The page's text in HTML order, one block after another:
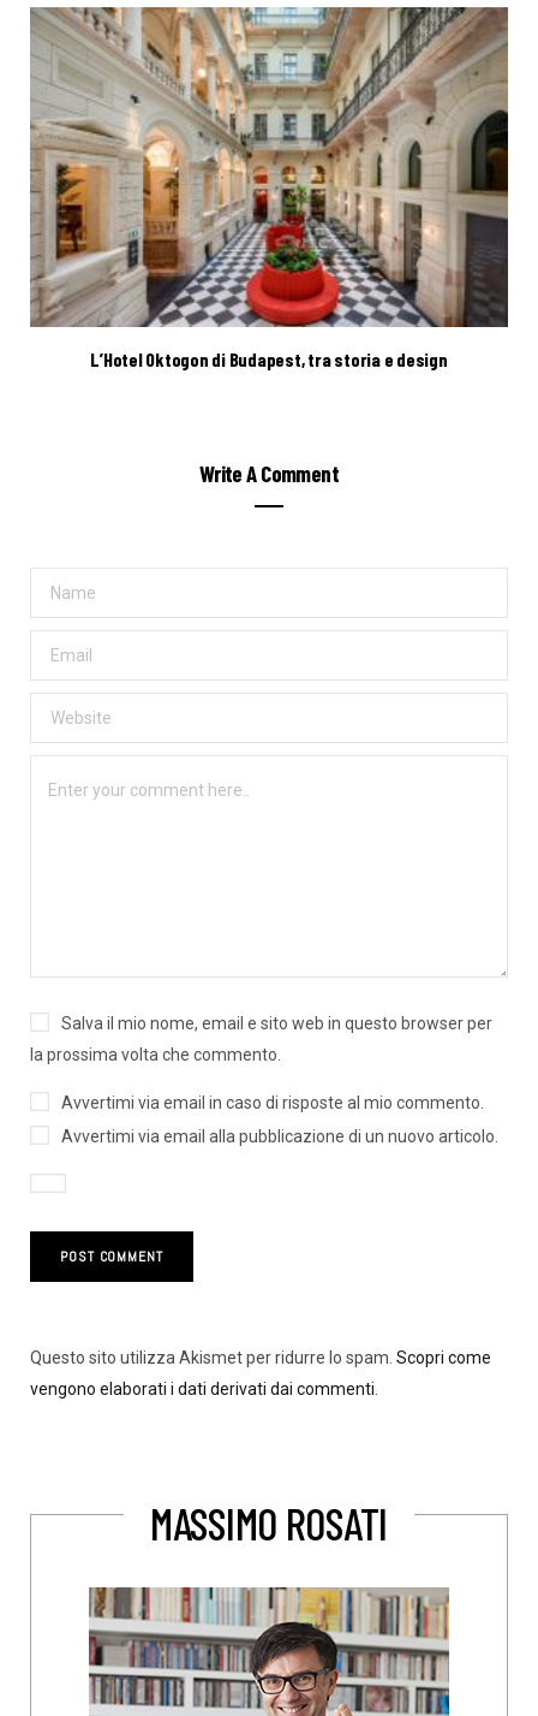
L’Hotel Oktogon di Budapest, tra storia e design
Write A Comment
Salva il mio nome, email e sito web in questo browser per
la prossima volta che commento.
Avvertimi via email in caso di risposte al mio commento.
Avvertimi via email alla pubblicazione di un nuovo articolo.
Questo sito utilizza Akismet per ridurre lo spam. Scopri come
vengono elaborati i dati derivati dai commenti
MASSIMO ROSATI